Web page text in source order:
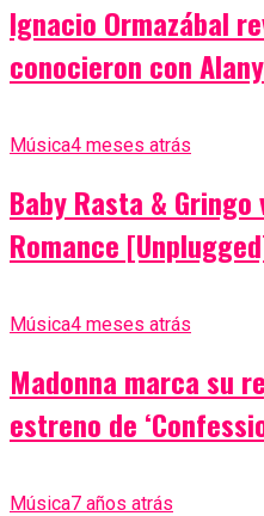
Ignacio Ormazábal
conocieron con
Música4 meses atrás
Baby Rasta & Gringo
Romance
Música4 meses atrás
Madonna marca su
estreno de
Música7 años atrás